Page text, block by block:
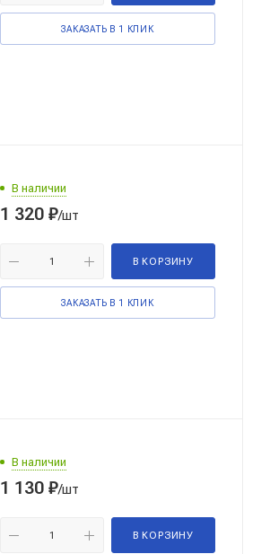
ЗАКАЗАТЬ В 1 КЛИК
В наличии
1 320 ₽/шт
В КОРЗИНУ
ЗАКАЗАТЬ В 1 КЛИК
В наличии
1 130 ₽/шт
В КОРЗИНУ